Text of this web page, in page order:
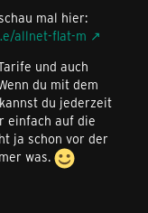
mal hier:
allnet-flat-m
und auch
du mit dem
du jederzeit
einfach auf die
ja schon vor der
was.